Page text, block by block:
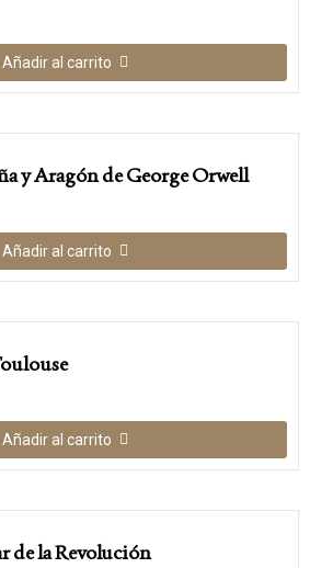
Añadir al carrito
y Aragón de George Orwell
Añadir al carrito
Añadir al carrito
de la Revolución